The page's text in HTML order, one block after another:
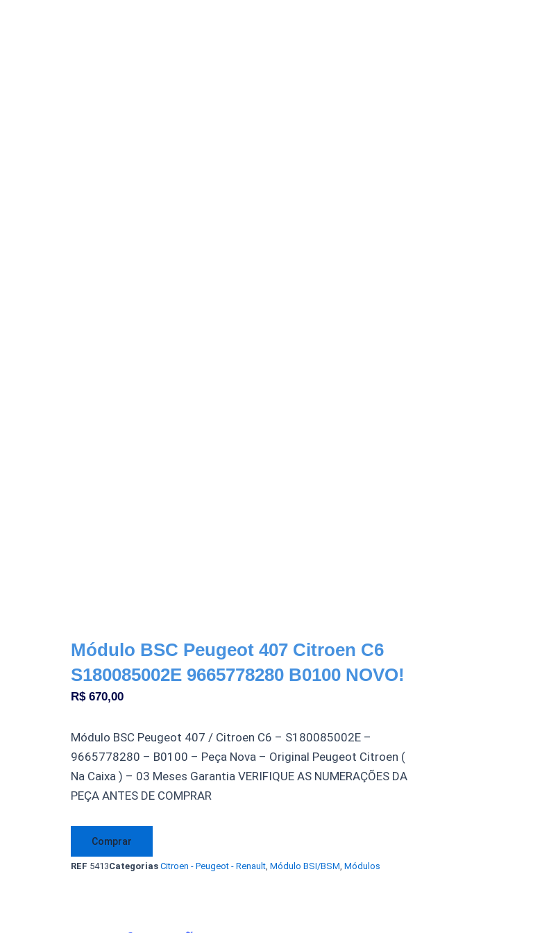
Módulo BSC Peugeot 407 Citroen C6
S180085002E 9665778280 B0100 NOVO!
R$670,00
Módulo BSC Peugeot 407 / Citroen C6 – S180085002E –
9665778280 – B0100 – Peça Nova – Original Peugeot Citroen (
Na Caixa ) – 03 Meses Garantia VERIFIQUE AS NUMERAÇÕES DA
PEÇA ANTES DE COMPRAR
Módulo
BSC
Peugeot
Comprar
REF 5413Categorias Citroen - Peugeot - Renault, Módulo BSI/BSM Módulos